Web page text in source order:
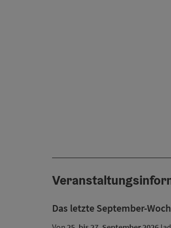
Das letzte September-